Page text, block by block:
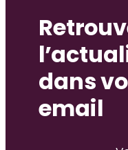
dans
email